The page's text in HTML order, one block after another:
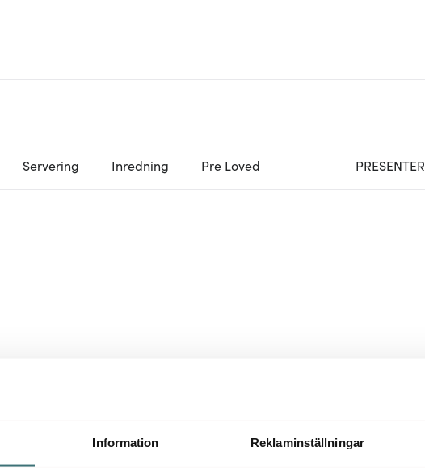
Information Reklaminställningar
Servering Inredning Pre Loved PRESENTER